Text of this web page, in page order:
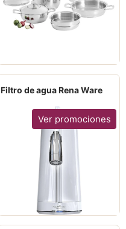
Filtro de agua Rena Ware
Ver promociones